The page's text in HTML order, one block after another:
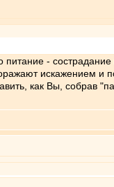
- сострадание
искажением и
как Вы, собрав